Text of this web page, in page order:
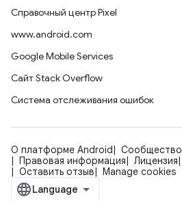
Справочный центр Pixel
www.android.com
Google Mobile Services
Сайт Stack Overflow
Система отслеживания ошибок
О платформе Android
Сообщество
Правовая информация
Лицензия
Оставить отзыв
Manage cookies